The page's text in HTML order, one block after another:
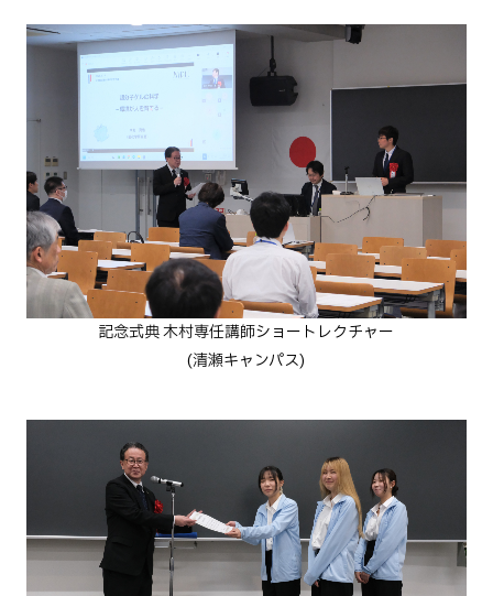
記念式典木村専任講師ショートレクチャー
(清瀬キャンパス)